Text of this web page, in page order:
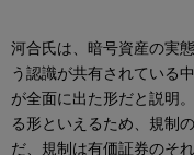
河合氏は、暗号資産の実
う認識が共有されている
が全面に出た形だと説明
る形といえるため、規制
だ、規制は有価証券のそ